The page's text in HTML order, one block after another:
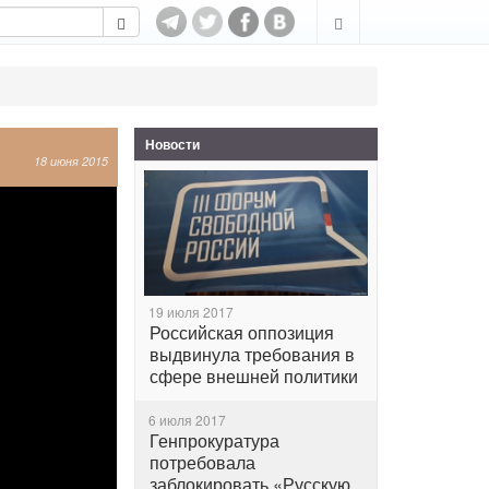
18 июня 2015
Новости
19 июля 2017
Российская оппозиция
выдвинула требования в
сфере внешней политики
6 июля 2017
Генпрокуратура
потребовала
заблокировать «Русскую